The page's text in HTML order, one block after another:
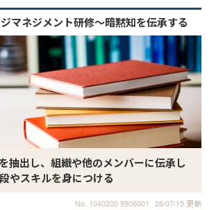
マネジメント研修～暗黙知を伝承する
抽出し、組織や他のメンバーに伝承し
やスキルを身につける
No. 1040200 9906001 26/07/15 更新